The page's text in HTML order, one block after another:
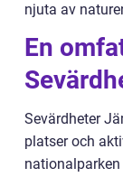
njuta av
En
Sevärdheter
platser och